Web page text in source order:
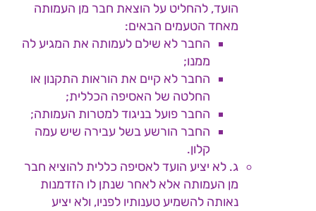
הועד, להחליט על הוצאת חבר מן העמותה
מאחד הטעמים הבאים:
החבר לא שילם לעמותה את המגיע לה
ממנו;
החבר לא קיים את הוראות התקנון או
החלטה של האסיפה הכללית;
החבר פועל בניגוד למטרות העמותה;
החבר הורשע בשל עבירה שיש עמה
קלון.
ג. לא יציע הועד לאסיפה כללית להוציא חבר
מן העמותה אלא לאחר שנתן לו הזדמנות
נאותה להשמיע טענותיו לפניו, ולא יציע